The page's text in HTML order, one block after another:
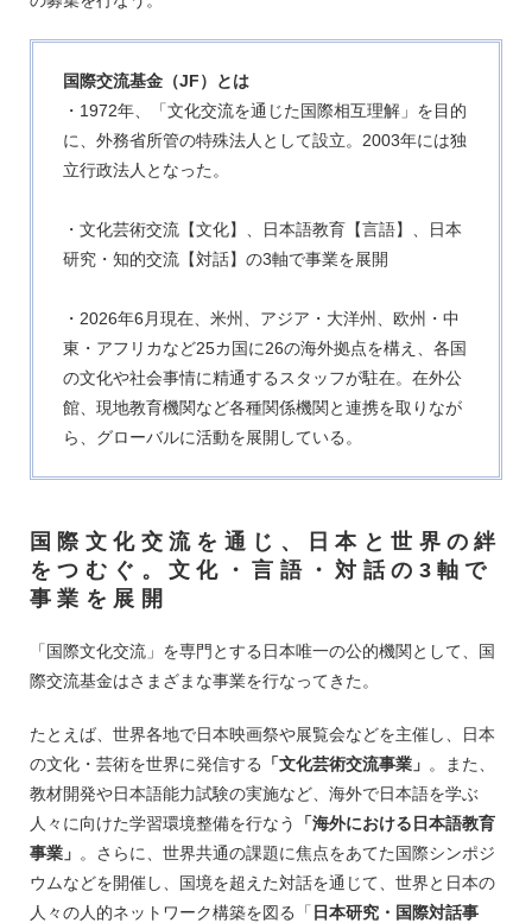
国際交流基金（JF）とは
・1972年、「文化交流を通じた国際相互理解」を目的
に、外務省所管の特殊法人として設立。2003年には独
立行政法人となった。
・文化芸術交流【文化】、日本語教育【言語】、日本
研究・知的交流【対話】の3軸で事業を展開
・2026年6月現在、米州、アジア・大洋州、欧州・中
東・アフリカなど25カ国に26の海外拠点を構え、各国
の文化や社会事情に精通するスタッフが駐在。在外公
館、現地教育機関など各種関係機関と連携を取りなが
ら、グローバルに活動を展開している。
国際文化交流を通じ、日本と世界の絆
をつむぐ。文化・言語・対話の3軸で
事業を展開
「国際文化交流」を専門とする日本唯一の公的機関として、国
際交流基金はさまざまな事業を行なってきた。
たとえば、世界各地で日本映画祭や展覧会などを主催し、日本
の文化・芸術を世界に発信する
「文化芸術交流事業」 。また、
教材開発や日本語能力試験の実施など、海外で日本語を学ぶ
人々に向けた学習環境整備を行なう
「海外における日本語教育
事業」 。さらに、世界共通の課題に焦点をあてた国際シンポジ
ウムなどを開催し、国境を超えた対話を通じて、世界と日本の
人々の人的ネットワーク構築を図る「日本研究・国際対話事